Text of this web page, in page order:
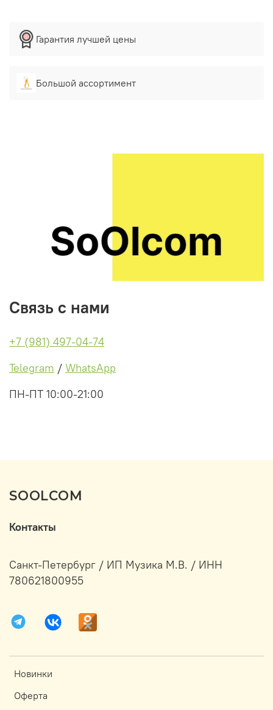
Гарантия лучшей цены
Большой ассортимент
Связь с нами
+7 (981) 497-04-74
Telegram / WhatsApp
ПН-ПТ 10:00-21:00
SOOLCOM
Новинки
Оферта
Контакты
Санкт-Петербург / ИП Музика М.В. / ИНН
780621800955